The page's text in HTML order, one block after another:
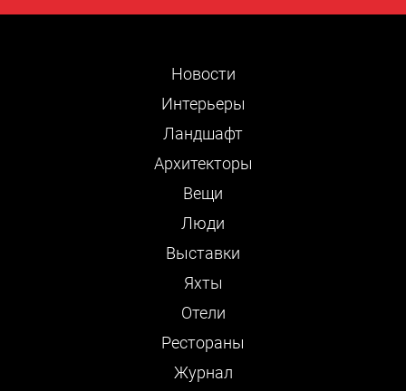
Новости
Интерьеры
Ландшафт
Архитекторы
Вещи
Люди
Выставки
Яхты
Отели
Рестораны
Журнал